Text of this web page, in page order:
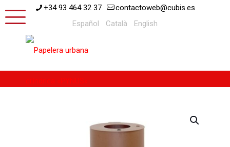
+34 93 464 32 37
contactoweb@cubis.es
Español
Català English